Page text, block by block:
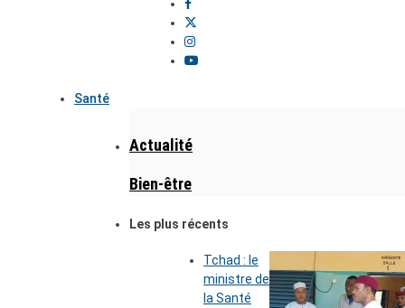
Santé
Actualité
Bien-être
Les plus récents
Tchad : le
ministre de
la Santé